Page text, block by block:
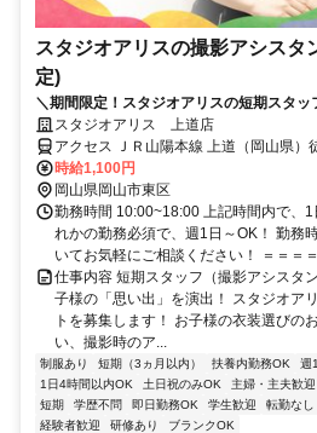
スタジオアリスの撮影アシスタ
定)
＼期間限定！スタジオアリスの短期スタ
◎週1日、1日4h～OK！
スタジオアリス 上道店
アクセス ＪＲ山陽本線 上道（岡山県）
岡山北口徒歩約40分、ＪＲ赤穂線 東岡
道駅より徒歩3分 ※250号線沿い
時給1,100円
岡山県岡山市東区
勤務時間 10:00~18:00 上記時間内で、
れかの勤務必須で、週1日～OK！ 勤務
いてお気軽にご相談ください！ ＝＝＝
仕事内容 短期スタッフ（撮影アシスタ
子様の「思い出」を演出！ スタジオア
トを募集します！ お子様の衣装選びの
い、撮影時のア...
制服あり 短期（3ヵ月以内） 扶養内勤務OK 週
1日4時間以内OK
土日祝のみOK 主婦・主夫歓迎
短期
学歴不問 即日勤務OK 学生歓迎 転勤なし
経験者歓迎
研修あり ブランクOK